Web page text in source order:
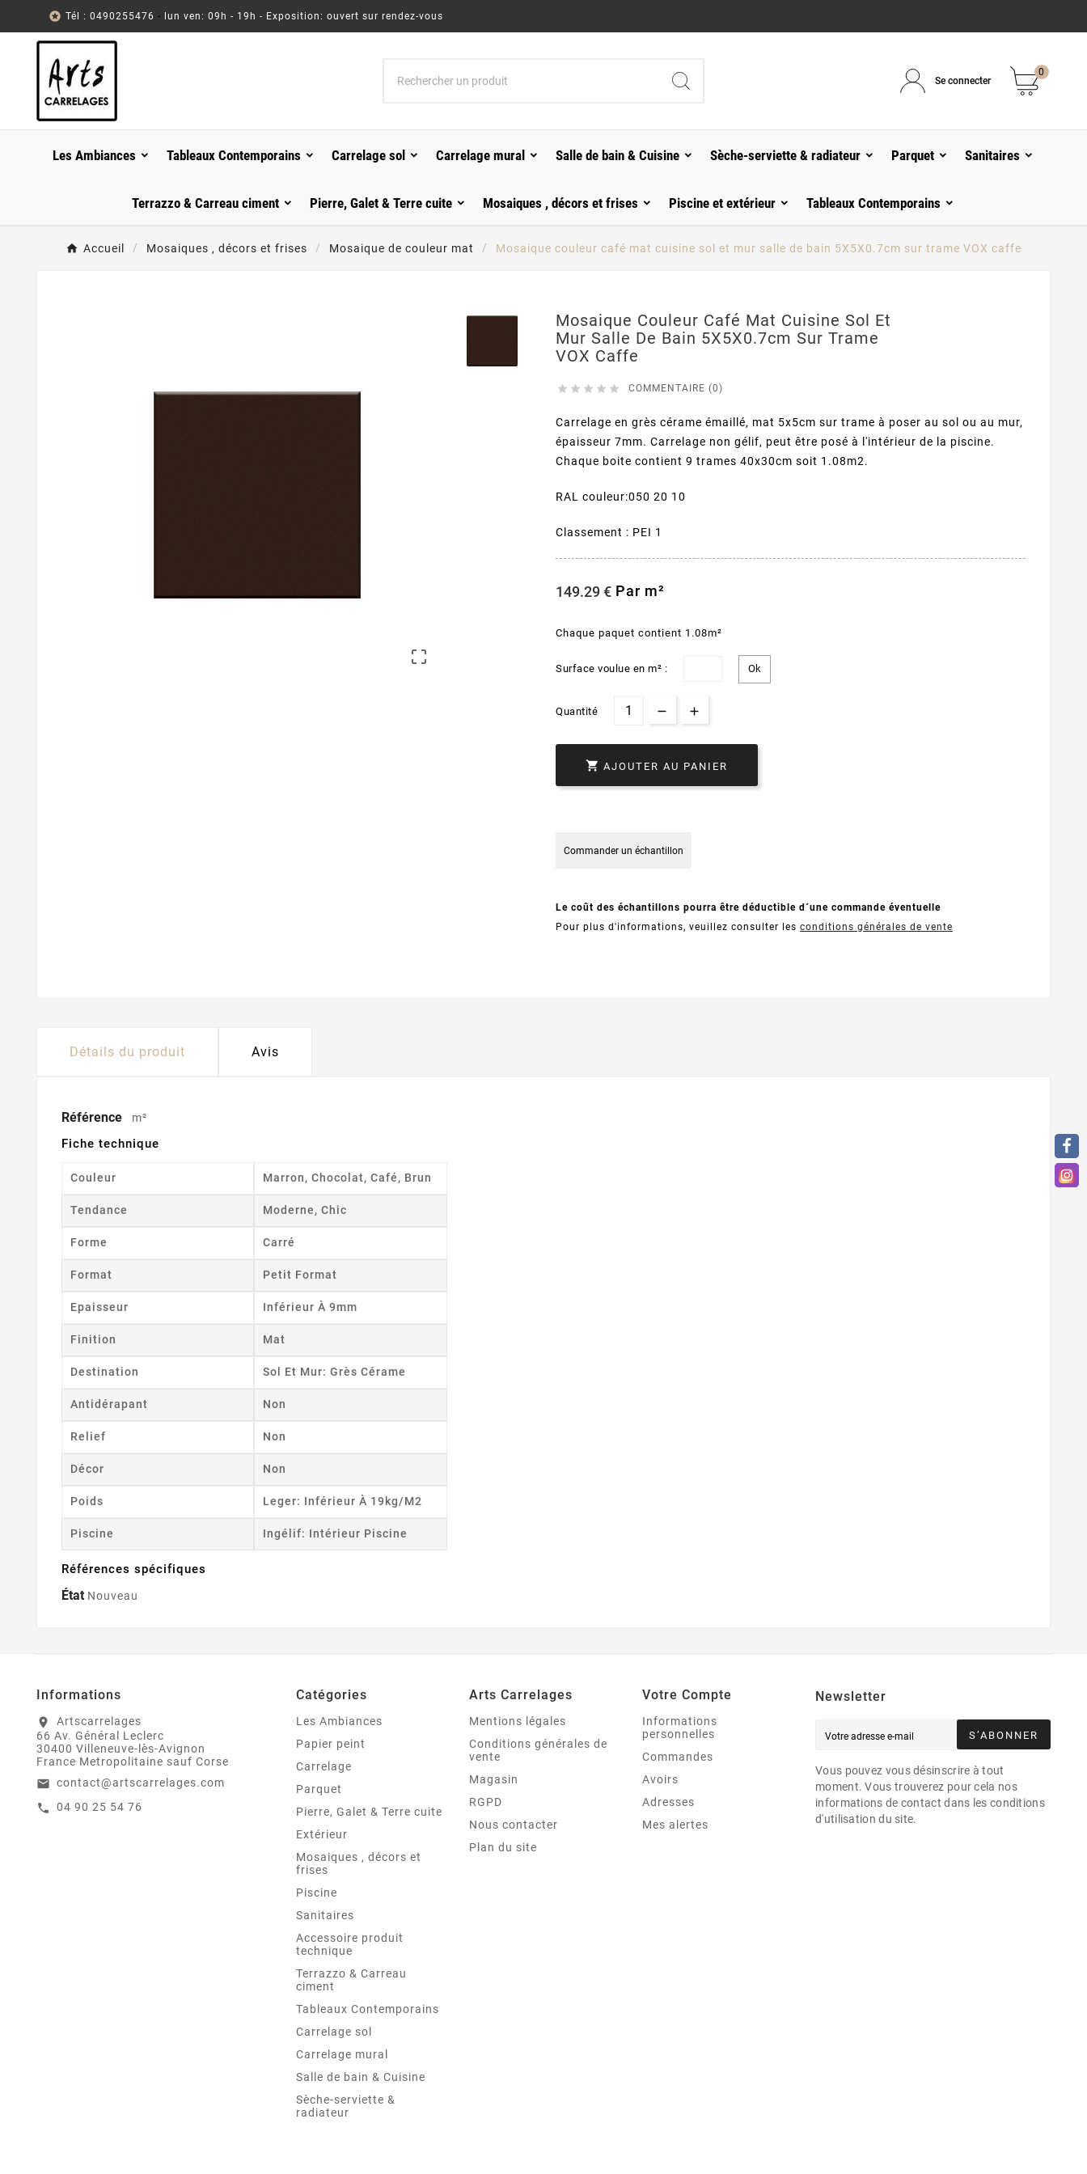
 Tél : 0490255476 - lun ven: 09h - 19h - Exposition: ouvert sur rendez-vous
Se connecter
0
Les Ambiances Tableaux Contemporains Carrelage sol Carrelage mural Salle de bain & Cuisine Sèche-serviette & radiateur Parquet Sanitaires
Terrazzo & Carreau ciment Pierre, Galet & Terre cuite Mosaiques , décors et frises Piscine et extérieur Tableaux Contemporains
Accueil Mosaiques , décors et frises Mosaique de couleur mat Mosaique couleur café mat cuisine sol et mur salle de bain 5X5X0.7cm sur trame VOX caffe

Mosaique Couleur Café Mat Cuisine Sol Et
Mur Salle De Bain 5X5X0.7cm Sur Trame
VOX Caffe
     COMMENTAIRE (0)
Carrelage en grès cérame émaillé, mat 5x5cm sur trame à poser au sol ou au mur,
épaisseur 7mm. Carrelage non gélif, peut être posé à l'intérieur de la piscine.
Chaque boite contient 9 trames 40x30cm soit 1.08m2.
RAL couleur:050 20 10
Classement : PEI 1
149.29 € Par m²
Chaque paquet contient 1.08m²
Surface voulue en m² :
Quantité
 AJOUTER AU PANIER
Commander un échantillon
Le coût des échantillons pourra être déductible d´une commande éventuelle
Pour plus d'informations, veuillez consulter les conditions générales de vente
Détails du produit Avis
Référence m²
Fiche technique
Couleur Marron, Chocolat, Café, Brun
Tendance Moderne, Chic
Forme Carré
Format Petit Format
Epaisseur Inférieur À 9mm
Finition Mat
Destination Sol Et Mur: Grès Cérame
Antidérapant Non
Relief Non
Décor Non
Poids Leger: Inférieur À 19kg/m2
Piscine Ingélif: Intérieur Piscine
Références spécifiques
État Nouveau
Informations
location_on
Artscarrelages
66 Av. Général Leclerc
30400 Villeneuve-lès-Avignon
France Metropolitaine sauf Corse
email contact@artscarrelages.com
call 04 90 25 54 76
Catégories
Les Ambiances
Papier peint
Carrelage
Parquet
Pierre, Galet & Terre cuite
Extérieur
Mosaiques , décors et
frises
Piscine
Sanitaires
Accessoire produit
technique
Terrazzo & Carreau
ciment
Tableaux Contemporains
Carrelage sol
Carrelage mural
Salle de bain & Cuisine
Sèche-serviette &
radiateur
Arts Carrelages
Mentions légales
Conditions générales de
vente
Magasin
RGPD
Nous contacter
Plan du site
Votre Compte
Informations
personnelles
Commandes
Avoirs
Adresses
Mes alertes
Newsletter
S’ABONNER
Vous pouvez vous désinscrire à tout
moment. Vous trouverez pour cela nos
informations de contact dans les conditions
d'utilisation du site.